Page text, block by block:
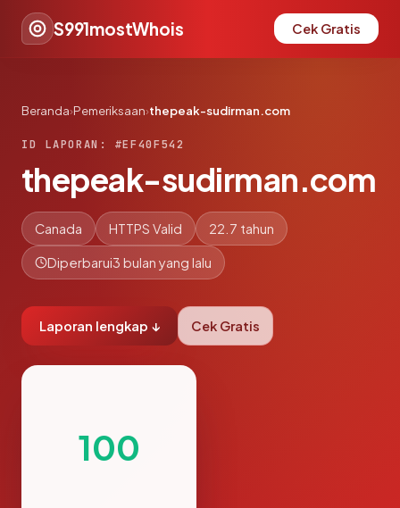
S991mostWhois Cek Gratis
Beranda›Pemeriksaan›thepeak-sudirman.com
ID LAPORAN: #EF40F542
thepeak-sudirman.com
Canada HTTPS Valid 22.7 tahun
Diperbarui3 bulan yang lalu
Laporan lengkap ↓ Cek Gratis
100